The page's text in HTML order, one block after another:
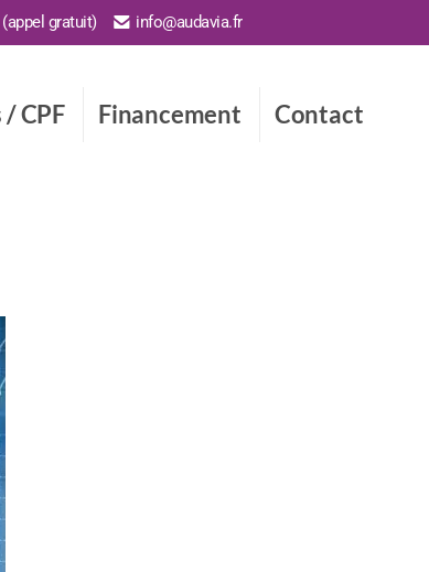
gratuit) info@audavia.fr
CPF Financement Contact